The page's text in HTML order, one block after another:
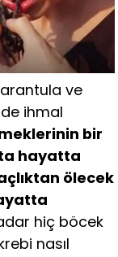
ve
ihmal
bir
hayatta
ölecek
hiç böcek
nasıl